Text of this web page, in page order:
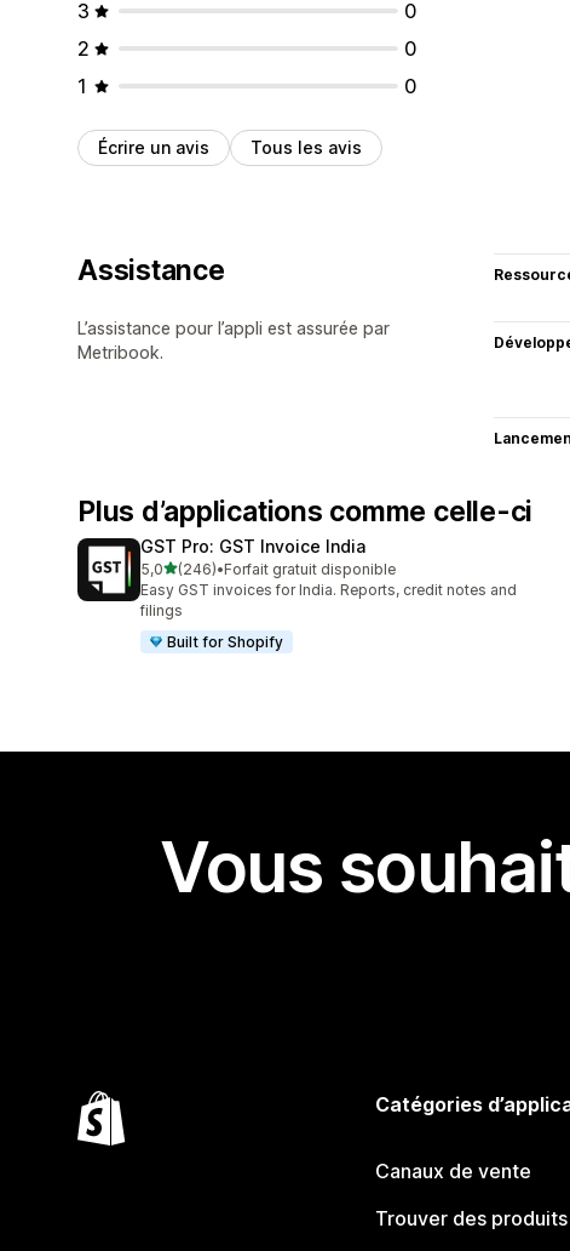
3
0
2
0
1
0
Écrire un avis Tous les avis
Assistance
L’assistance pour l’appli est assurée par
Metribook.
Plus d’applications comme celle-ci
GST Pro: GST Invoice India
5,0étoile(s) sur 5
(246)
246 avis au total
•Forfait gratuit disponible
Easy GST invoices for India. Reports, credit notes and
filings
Built for Shopify
Vous
Catégories
Canaux de vente
Trouver des produits